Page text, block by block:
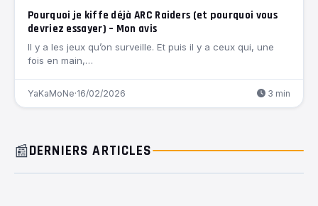
Pourquoi je kiffe déjà ARC Raiders (et pourquoi vous
devriez essayer) – Mon avis
Il y a les jeux qu’on surveille. Et puis il y a ceux qui, une
fois en main,…
YaKaMoNe·16/02/2026 3 min
📰DERNIERS ARTICLES